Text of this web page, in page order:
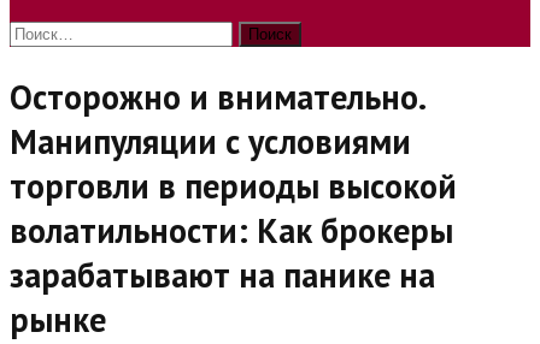
Найти:
Осторожно и внимательно.
Манипуляции с условиями
торговли в периоды высокой
волатильности: Как брокеры
зарабатывают на панике на
рынке